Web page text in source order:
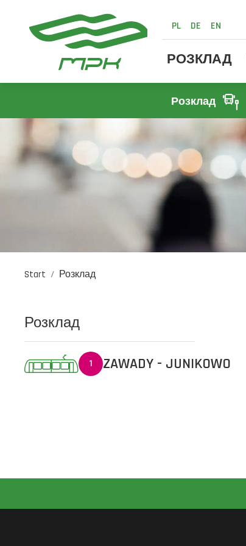
PL DE EN
РОЗКЛАД
Розклад
Start Розклад
Розклад
1 ZAWADY - JUNIKOWO